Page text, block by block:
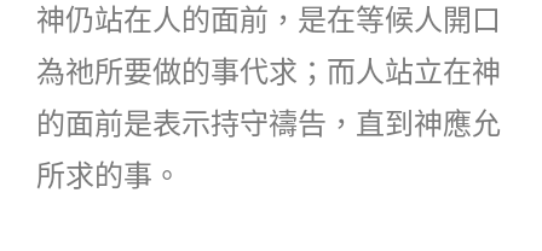
神仍站在人的面前，是在等候人開口
為祂所要做的事代求；而人站立在神
的面前是表示持守禱告，直到神應允
所求的事。